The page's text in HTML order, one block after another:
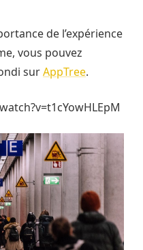
de l’expérience
vous pouvez
surAppTree.